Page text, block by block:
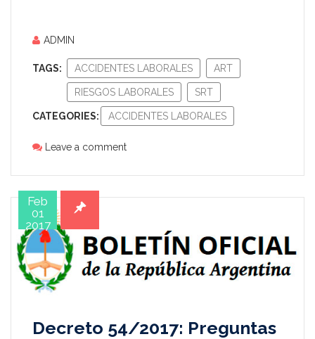
ADMIN
TAGS: ACCIDENTES LABORALES ART
RIESGOS LABORALES SRT
CATEGORIES: ACCIDENTES LABORALES
Leave a comment
Feb
01
2017
Decreto 54/2017: Preguntas